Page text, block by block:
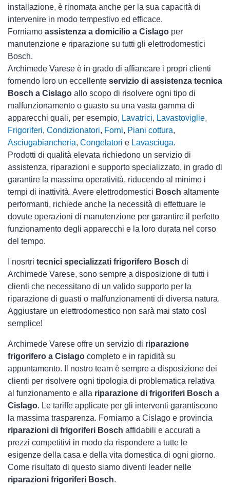
installazione, è rinomata anche per la sua capacità di
intervenire in modo tempestivo ed efficace.
Forniamo assistenza a domicilio a Cislago per
manutenzione e riparazione su tutti gli elettrodomestici
Bosch.
Archimede Varese è in grado di affiancare i propri clienti
fornendo loro un eccellente servizio di assistenza tecnica
Bosch a Cislago allo scopo di risolvere ogni tipo di
malfunzionamento o guasto su una vasta gamma di
apparecchi quali, per esempio, Lavatrici, Lavastoviglie,
Frigoriferi, Condizionatori, Forni, Piani cottura,
Asciugabiancheria, Congelatori e Lavasciuga.
Prodotti di qualità elevata richiedono un servizio di
assistenza, riparazioni e supporto specializzato, in grado di
garantire la massima operatività, riducendo al minimo i
tempi di inattività. Avere elettrodomestici Bosch altamente
performanti, richiede anche la necessità di effettuare le
dovute operazioni di manutenzione per garantire il perfetto
funzionamento degli apparecchi e la loro durata nel corso
del tempo.
I nosrtri tecnici specializzati frigorifero Bosch di
Archimede Varese, sono sempre a disposizione di tutti i
clienti che necessitano di un valido supporto per la
riparazione di guasti o malfunzionamenti di diversa natura.
Aggiustare un elettrodomestico non sarà mai stato così
semplice!
Archimede Varese offre un servizio di riparazione
frigorifero a Cislago completo e in rapidità su
appuntamento. Il nostro team è sempre a disposizione dei
clienti per risolvere ogni tipologia di problematica relativa
al funzionamento e alla riparazione di frigoriferi Bosch a
Cislago. Le tariffe applicate per gli interventi garantiscono
la massima trasparenza. Forniamo a Cislago e provincia
riparazioni di frigoriferi Bosch affidabili e accurati a
prezzi competitivi in modo da rispondere a tutte le
esigenze della casa e della vita domestica di ogni giorno.
Come risultato di questo siamo diventi leader nelle
riparazioni frigoriferi Bosch.